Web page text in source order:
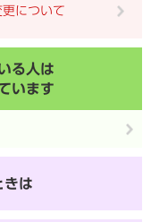
について
る人は
います
きは